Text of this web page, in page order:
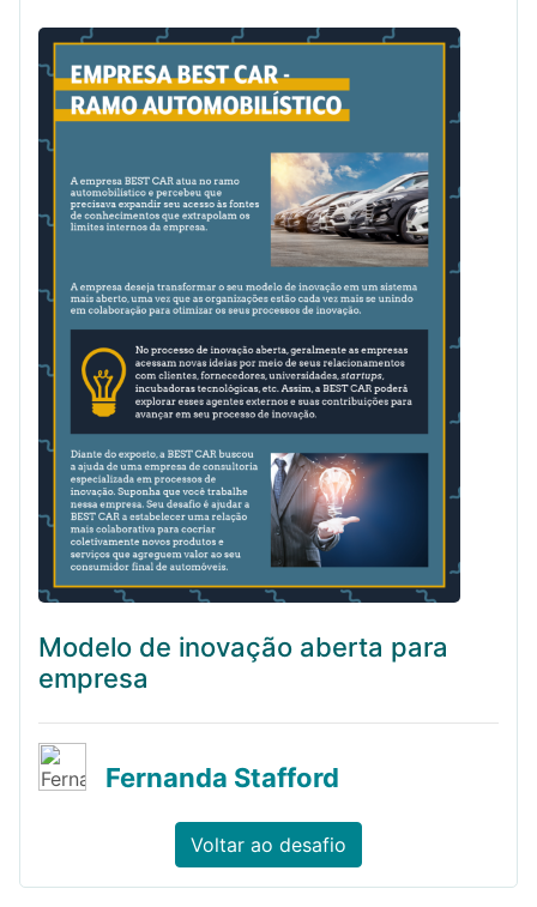
Modelo de inovação aberta para
empresa
Fernanda Stafford
Voltar ao desafio